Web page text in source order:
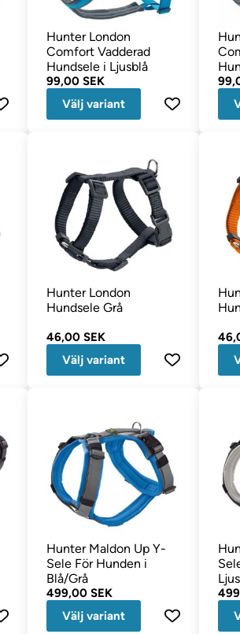
Hunter London
Comfort Vadderad
Hundsele i Ljusblå
99,00 SEK
Välj variant
Hunter London
Hundsele Grå
46,00 SEK
Välj variant
Hunter Maldon Up Y-
Sele För Hunden i
Blå/Grå
499,00 SEK
Välj variant